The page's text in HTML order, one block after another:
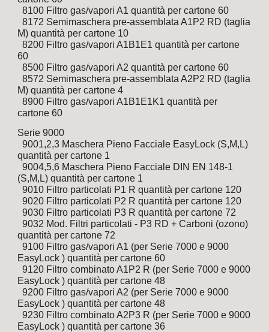
  8100 Filtro gas/vapori A1 quantità per cartone 60
  8172 Semimaschera pre-assemblata A1P2 RD (taglia
M) quantità per cartone 10
  8200 Filtro gas/vapori A1B1E1 quantità per cartone
60
  8500 Filtro gas/vapori A2 quantità per cartone 60
  8572 Semimaschera pre-assemblata A2P2 RD (taglia
M) quantità per cartone 4
  8900 Filtro gas/vapori A1B1E1K1 quantità per
cartone 60
Serie 9000
  9001,2,3 Maschera Pieno Facciale EasyLock (S,M,L)
quantità per cartone 1
  9004,5,6 Maschera Pieno Facciale DIN EN 148-1
(S,M,L) quantità per cartone 1
  9010 Filtro particolati P1 R quantità per cartone 120
  9020 Filtro particolati P2 R quantità per cartone 120
  9030 Filtro particolati P3 R quantità per cartone 72
  9032 Mod. Filtri particolati - P3 RD + Carboni (ozono)
quantità per cartone 72
  9100 Filtro gas/vapori A1 (per Serie 7000 e 9000
EasyLock ) quantità per cartone 60
  9120 Filtro combinato A1P2 R (per Serie 7000 e 9000
EasyLock ) quantità per cartone 48
  9200 Filtro gas/vapori A2 (per Serie 7000 e 9000
EasyLock ) quantità per cartone 48
  9230 Filtro combinato A2P3 R (per Serie 7000 e 9000
EasyLock ) quantità per cartone 36